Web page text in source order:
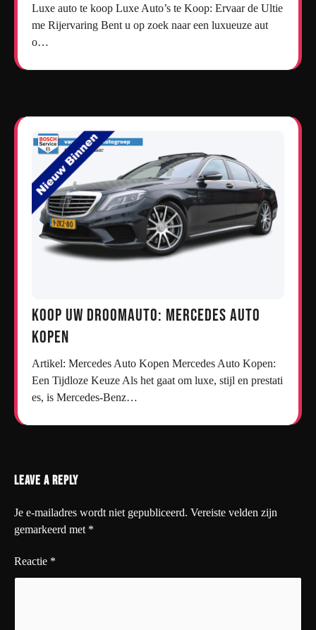
Luxe auto te koop Luxe Auto’s te Koop: Ervaar de Ultie
me Rijervaring Bent u op zoek naar een luxueuze aut
o…
Koop uw droomauto: Mercedes auto
kopen
Artikel: Mercedes Auto Kopen Mercedes Auto Kopen:
Een Tijdloze Keuze Als het gaat om luxe, stijl en prestati
es, is Mercedes-Benz…
Leave a Reply
Je e-mailadres wordt niet gepubliceerd. Vereiste velden zijn
gemarkeerd met *
Reactie *